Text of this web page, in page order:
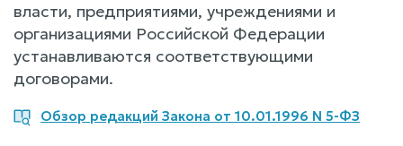
власти, предприятиями, учреждениями и
организациями Российской Федерации
устанавливаются соответствующими
договорами.
Обзор редакций Закона от 10.01.1996 N 5-ФЗ